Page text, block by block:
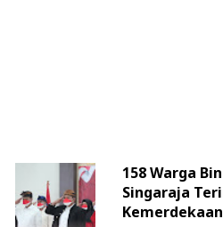
158 Warga
Singaraja
Kemerdekaan